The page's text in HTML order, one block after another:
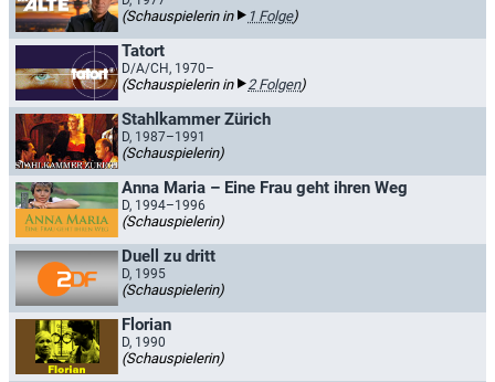
(Schauspielerin in 1 Folge)
Tatort
D/A/CH, 1970–
(Schauspielerin in 2 Folgen)
Stahlkammer Zürich
D, 1987–1991
(Schauspielerin)
Anna Maria – Eine Frau geht ihren Weg
D, 1994–1996
(Schauspielerin)
Duell zu dritt
D, 1995
(Schauspielerin)
Florian
D, 1990
(Schauspielerin)